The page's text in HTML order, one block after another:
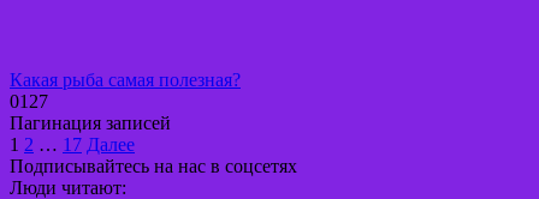
Какая рыба самая полезная?
0127
Пагинация записей
1 2 … 17 Далее
Подписывайтесь на нас в соцсетях
Люди читают: